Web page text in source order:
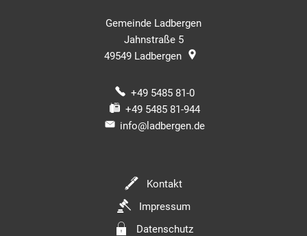
Gemeinde Ladbergen
Jahnstraße 5
49549 Ladbergen
+49 5485 81-0
+49 5485 81-944
info@ladbergen.de
Kontakt
Impressum
Datenschutz